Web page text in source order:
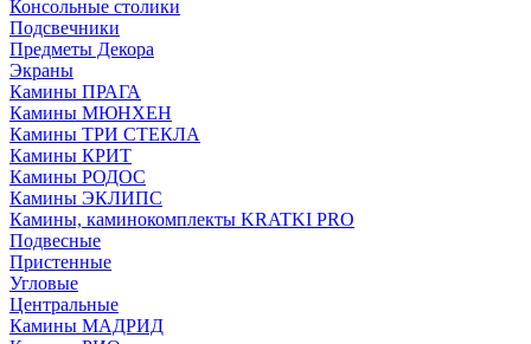
Консольные столики
Подсвечники
Предметы Декора
Экраны
Камины ПРАГА
Камины МЮНХЕН
Камины ТРИ СТЕКЛА
Камины КРИТ
Камины РОДОС
Камины ЭКЛИПС
Камины, каминокомплекты KRATKI PRO
Подвесные
Пристенные
Угловые
Центральные
Камины МАДРИД